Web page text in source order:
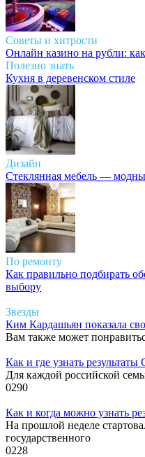
Советы и хитрости
Онлайн казино на рубли:
Полезно знать
Кухня в деревенском стиле
Дизайн
Стеклянная мебель —
По ремонту
Как правильно подбирать
выбору
Звезды
Ким Кардашьян показала
Вам также может
Как и где узнать
Для каждой российской
0290
Как и когда можно узнать
На прошлой неделе
государственного
0228